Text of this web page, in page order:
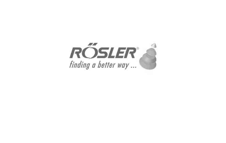
Rösler
Подбор за мениджърски позции